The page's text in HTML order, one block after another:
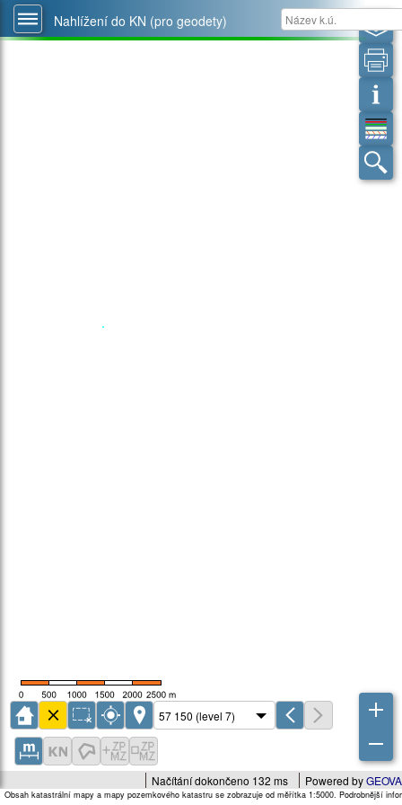
Nahlížení do KN (pro geodety)
Powered by
Načítání dokončeno 132 ms
Obsah katastrální mapy a mapy pozemkového katastru se zobrazuje od měřítka 1:5000. Podrobnější